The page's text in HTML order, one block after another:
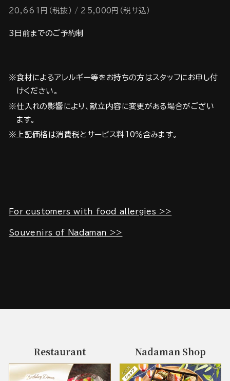
20,661円（税抜） 25,000円（税サ込）
3日前までのご予約制
※食材によるアレルギー等をお持ちの方はスタッフにお申し付
けください。
※仕入れの影響により、献立内容に変更がある場合がござい
ます。
※上記価格は消費税とサービス料10％含みます。
For customers with food allergies >>
Souvenirs of Nadaman >>
Restaurant Nadaman Shop